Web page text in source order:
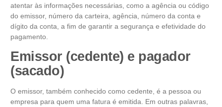
atentar às informações necessárias, como a agência ou código
do emissor, número da carteira, agência, número da conta e
dígito da conta, a fim de garantir a segurança e efetividade do
pagamento.
Emissor (cedente) e pagador
(sacado)
O emissor, também conhecido como cedente, é a pessoa ou
empresa para quem uma fatura é emitida. Em outras palavras,